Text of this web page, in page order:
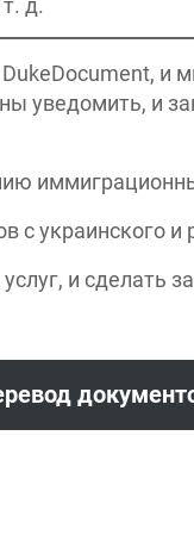
д.
и
уведомить, и
украинского и
и сделать